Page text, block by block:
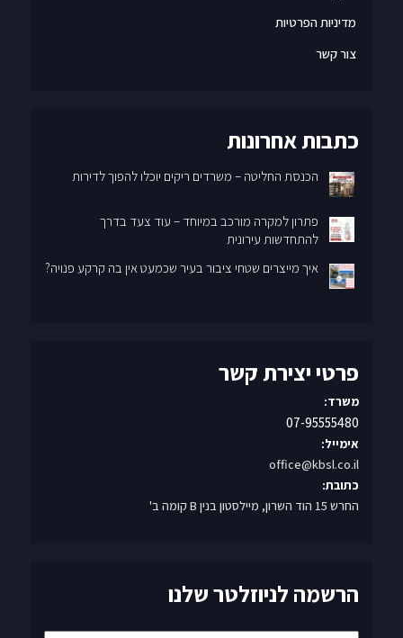
מדיניות הפרטיות
צור קשר
כתבות אחרונות
הכנסת החליטה – משרדים ריקים יוכלו להפוך לדירות
פתרון למקרה מורכב במיוחד – עוד צעד בדרך
להתחדשות עירונית
איך מייצרים שטחי ציבור בעיר שכמעט אין בה קרקע פנויה?
פרטי יצירת קשר
משרד:
07-95555480
אימייל:
office@kbsl.co.il
כתובת:
החרש 15 הוד השרון, מיילסטון בנין B קומה ב'
הרשמה לניוזלטר שלנו